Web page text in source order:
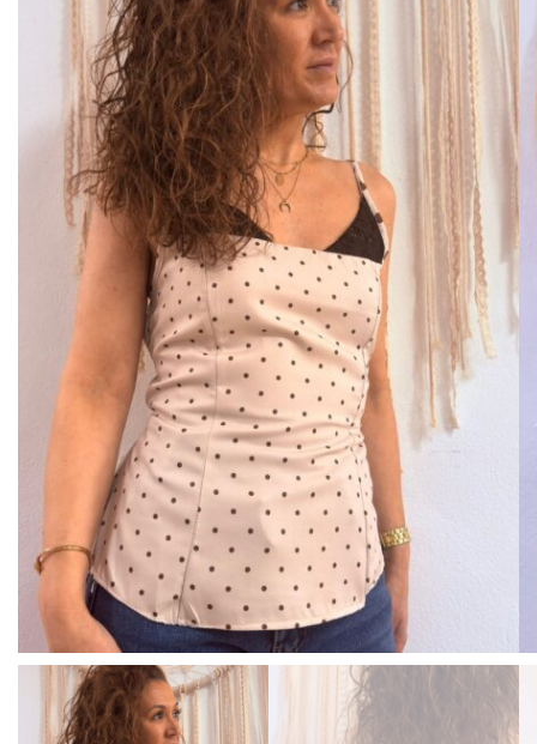
MODA CHICA
BEAUTY
PERFUMES
BISUTERIA
BOLSOS Y MONEDEROS
CALZADO
COMPLEMENTOS
TECNOLOGIA
HOGAR
TARJETAS REGALO